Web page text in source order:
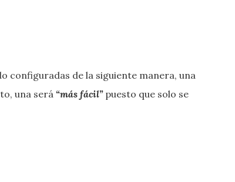
configuradas de la siguiente manera, una
una será “más fácil” puesto que solo se